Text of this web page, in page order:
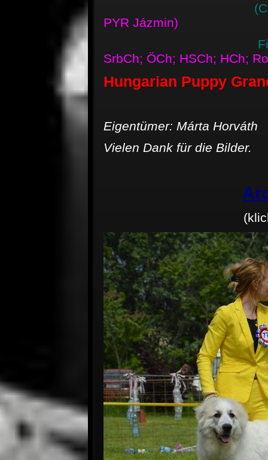
PYR Jázmin)
SrbCh; ÖCh; HSCh; HCh;
Hungarian Puppy
Eigentümer: Márta Horváth
Vielen Dank für die Bilder.